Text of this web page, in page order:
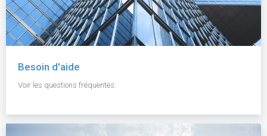
Besoin d'aide
Voir les questions fréquentes.